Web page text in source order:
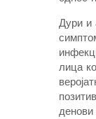
Дури и
лица
денови